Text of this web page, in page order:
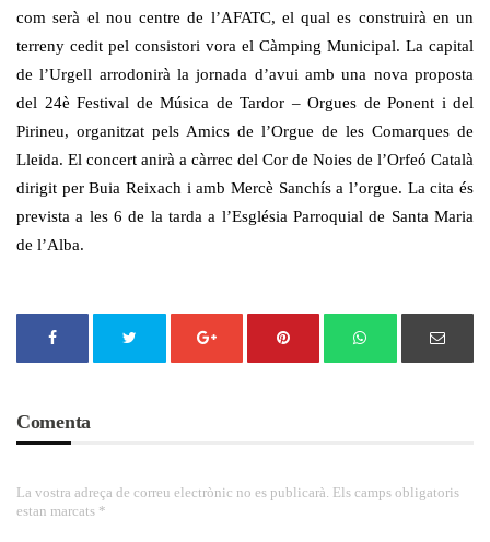
com serà el nou centre de l’AFATC, el qual es construirà en un
terreny cedit pel consistori vora el Càmping Municipal. La capital
de l’Urgell arrodonirà la jornada d’avui amb una nova proposta
del 24è Festival de Música de Tardor – Orgues de Ponent i del
Pirineu, organitzat pels Amics de l’Orgue de les Comarques de
Lleida. El concert anirà a càrrec del Cor de Noies de l’Orfeó Català
dirigit per Buia Reixach i amb Mercè Sanchís a l’orgue. La cita és
prevista a les 6 de la tarda a l’Església Parroquial de Santa Maria
de l’Alba.
Comenta
La vostra adreça de correu electrònic no es publicarà. Els camps obligatoris
estan marcats *